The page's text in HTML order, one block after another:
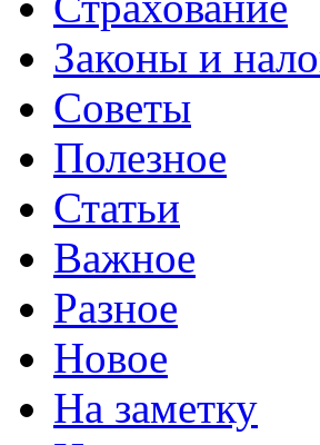
Законы и
Советы
Полезное
Статьи
Важное
Разное
Новое
На заметку